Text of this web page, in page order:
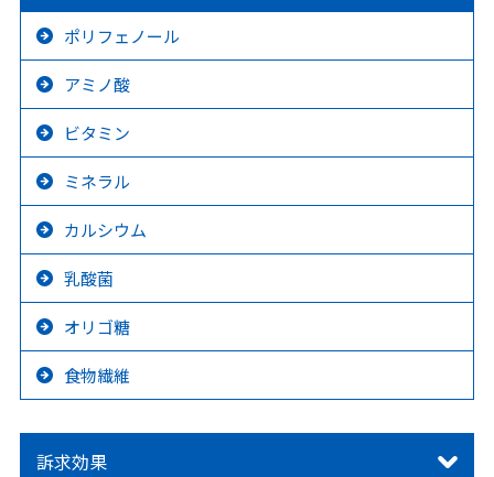
ポリフェノール
アミノ酸
ビタミン
ミネラル
カルシウム
乳酸菌
オリゴ糖
食物繊維
訴求効果